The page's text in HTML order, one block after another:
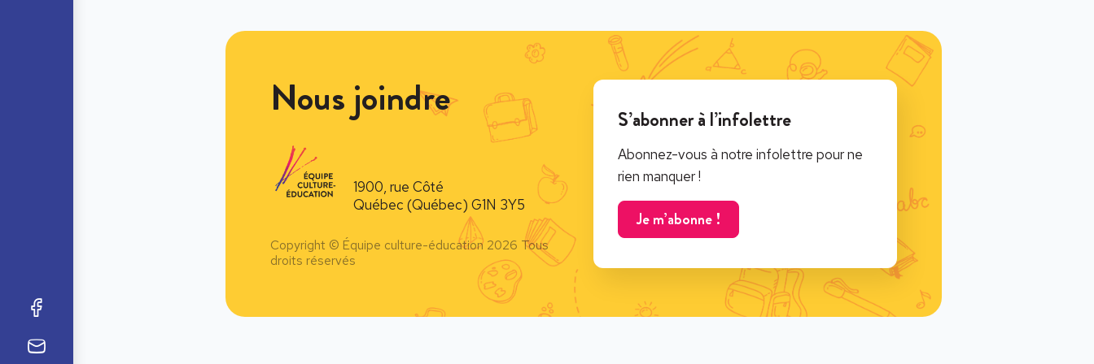
Nous joindre
1900, rue Côté
Québec (Québec) G1N 3Y5
Copyright © Équipe culture-éducation 2026 Tous
droits réservés
S’abonner à l’infolettre
Abonnez-vous à notre infolettre pour ne
rien manquer !
Je m’abonne !